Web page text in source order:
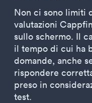
Non ci sono limiti
valutazioni
sullo schermo. Il
il tempo di cui ha
domande, anche
rispondere
preso in
test.